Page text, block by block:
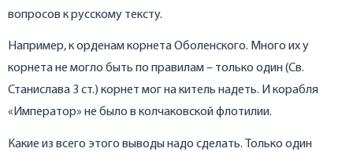
вопросов к русскому тексту.
Например, к орденам корнета Оболенского. Много их у
корнета не могло быть по правилам – только один (Св.
Станислава 3 ст.) корнет мог на китель надеть. И корабля
«Император» не было в колчаковской флотилии.
Какие из всего этого выводы надо сделать. Только один